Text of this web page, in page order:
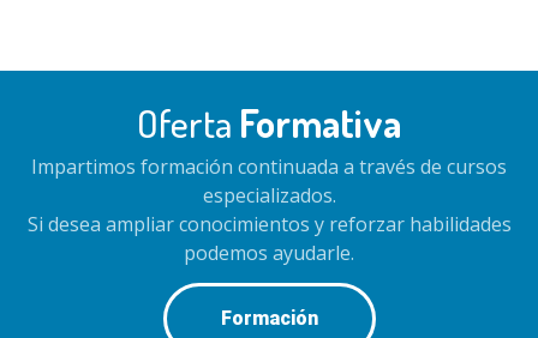
Oferta Formativa
Impartimos formación continuada a través de cursos
especializados.
Si desea ampliar conocimientos y reforzar habilidades
podemos ayudarle.
Formación